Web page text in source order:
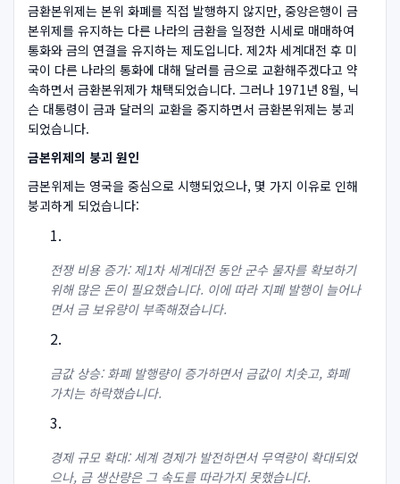
금환본위제는 본위 화폐를 직접 발행하지 않지만, 중앙은행이 금
본위제를 유지하는 다른 나라의 금환을 일정한 시세로 매매하여
통화와 금의 연결을 유지하는 제도입니다. 제2차 세계대전 후 미
국이 다른 나라의 통화에 대해 달러를 금으로 교환해주겠다고 약
속하면서 금환본위제가 채택되었습니다. 그러나 1971년 8월, 닉
슨 대통령이 금과 달러의 교환을 중지하면서 금환본위제는 붕괴
되었습니다.
금본위제의 붕괴 원인
금본위제는 영국을 중심으로 시행되었으나, 몇 가지 이유로 인해
붕괴하게 되었습니다:
전쟁 비용 증가: 제1차 세계대전 동안 군수 물자를 확보하기
위해 많은 돈이 필요했습니다. 이에 따라 지폐 발행이 늘어나
면서 금 보유량이 부족해졌습니다.
금값 상승: 화폐 발행량이 증가하면서 금값이 치솟고, 화폐
가치는 하락했습니다.
경제 규모 확대: 세계 경제가 발전하면서 무역량이 확대되었
으나, 금 생산량은 그 속도를 따라가지 못했습니다.